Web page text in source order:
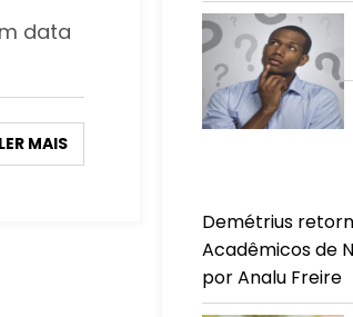
data
LER MAIS
Demétrius
Acadêmicos de
por Analu Freire